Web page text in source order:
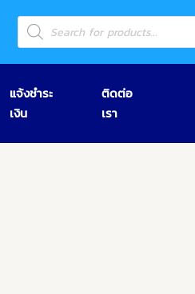
Products
search
แจ้งชำระ
เงิน
ติดต่อ
เรา